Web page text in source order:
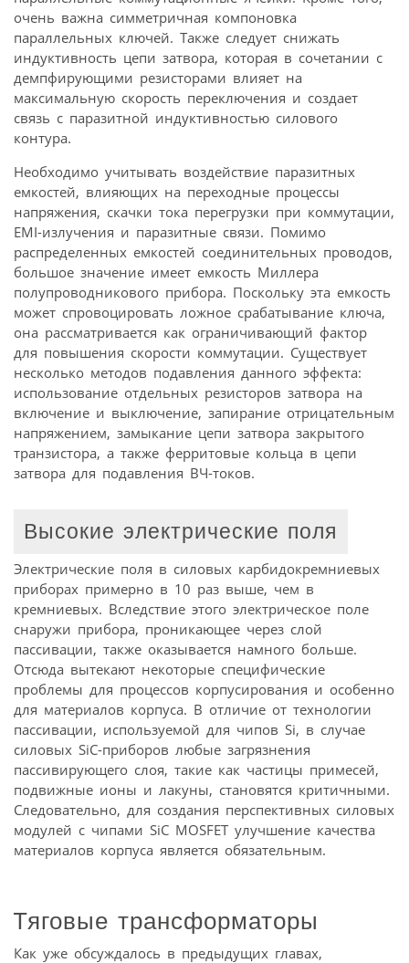
очень важна симметричная компоновка
параллельных ключей. Также следует снижать
индуктивность цепи затвора, которая в сочетании с
демпфирующими резисторами влияет на
максимальную скорость переключения и создает
связь с паразитной индуктивностью силового
контура.
Необходимо учитывать воздействие паразитных
емкостей, влияющих на переходные процессы
напряжения, скачки тока перегрузки при коммутации,
EMI-излучения и паразитные связи. Помимо
распределенных емкостей соединительных проводов,
большое значение имеет емкость Миллера
полупроводникового прибора. Поскольку эта емкость
может спровоцировать ложное срабатывание ключа,
она рассматривается как ограничивающий фактор
для повышения скорости коммутации. Существует
несколько методов подавления данного эффекта:
использование отдельных резисторов затвора на
включение и выключение, запирание отрицательным
напряжением, замыкание цепи затвора закрытого
транзистора, а также ферритовые кольца в цепи
затвора для подавления ВЧ-токов.
Высокие электрические поля
Электрические поля в силовых карбидокремниевых
приборах примерно в 10 раз выше, чем в
кремниевых. Вследствие этого электрическое поле
снаружи прибора, проникающее через слой
пассивации, также оказывается намного больше.
Отсюда вытекают некоторые специфические
проблемы для процессов корпусирования и особенно
для материалов корпуса. В отличие от технологии
пассивации, используемой для чипов Si, в случае
силовых SiC-приборов любые загрязнения
пассивирующего слоя, такие как частицы примесей,
подвижные ионы и лакуны, становятся критичными.
Следовательно, для создания перспективных силовых
модулей с чипами SiC MOSFET улучшение качества
материалов корпуса является обязательным.
Тяговые трансформаторы
Как уже обсуждалось в предыдущих главах,